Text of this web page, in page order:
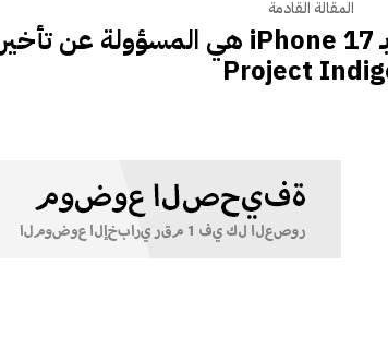
المقالة القادمة
كاميرا السيلفي الخاصة بـ iPhone 17 هي المسؤولة عن تأخير
Project